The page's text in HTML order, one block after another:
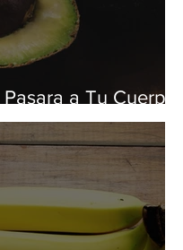
a Tu Cuerpo
un Aguacate al Día